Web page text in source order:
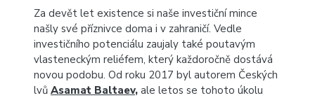
Za devět let existence si naše investiční mince
našly své příznivce doma i v zahraničí. Vedle
investičního potenciálu zaujaly také poutavým
vlasteneckým reliéfem, který každoročně dostává
novou podobu. Od roku 2017 byl autorem Českých
lvů Asamat Baltaev, ale letos se tohoto úkolu